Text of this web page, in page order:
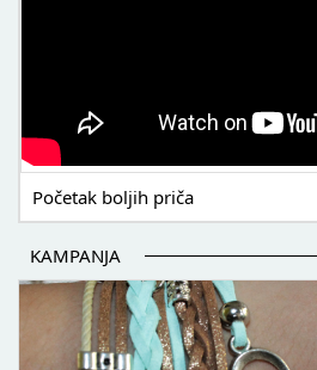
Početak boljih priča
KAMPANJA